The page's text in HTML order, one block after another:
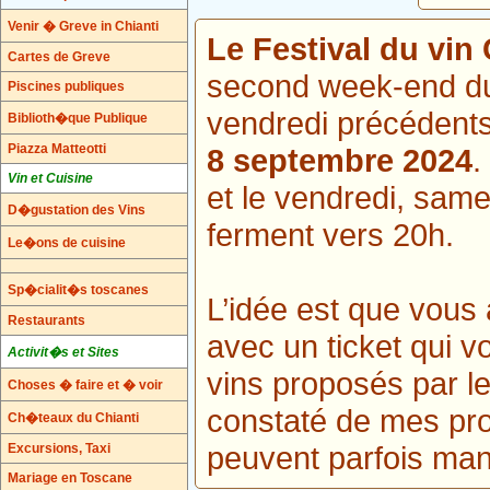
Venir � Greve in Chianti
Cartes de Greve
Piscines publiques
Biblioth�que Publique
Piazza Matteotti
Vin et Cuisine
D�gustation des Vins
Le�ons de cuisine
Sp�cialit�s toscanes
Restaurants
Activit�s et Sites
Choses � faire et � voir
Ch�teaux du Chianti
Excursions, Taxi
Mariage en Toscane
Le Festival du vin
second week-end
vendredi
8 septembre 2024.
et le vendredi,
ferment vers 20h.
L’idée est que
avec un ticket qui
vins proposés par
constaté de mes
peuvent parfois